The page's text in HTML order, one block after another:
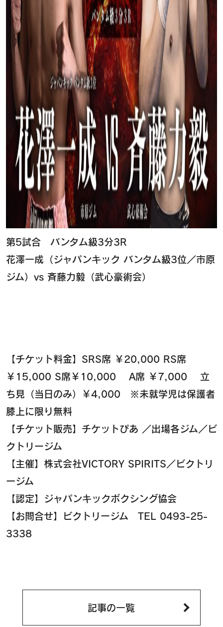
第5試合 バンタム級3分3R
花澤一成（ジャパンキック バンタム級3位／市原
ジム）vs 斉藤力毅（武心豪術会）
【チケット料金】SRS席 ￥20,000 RS席
￥15,000 S席￥10,000 A席 ￥7,000 立
ち見（当日のみ）￥4,000 ※未就学児は保護者
膝上に限り無料
【チケット販売】チケットぴあ ／出場各ジム／ビ
クトリージム
【主催】株式会社VICTORY SPIRITS／ビクトリ
ージム
【認定】ジャパンキックボクシング協会
【お問合せ】ビクトリージム TEL 0493-25-
3338
記事の一覧